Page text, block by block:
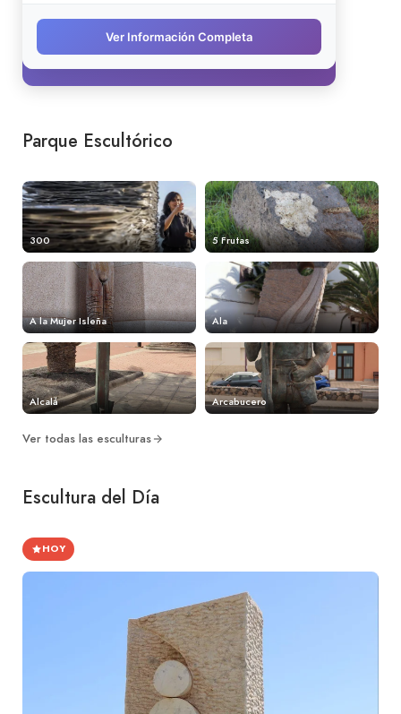
Parque Escultórico
300 5 Frutas
A la Mujer Isleña Ala
Alcalá Arcabucero
Ver todas las esculturas
Escultura del Día
HOY